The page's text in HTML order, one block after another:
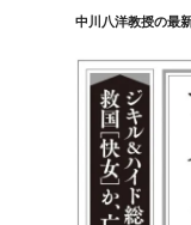
中川八洋教授の最